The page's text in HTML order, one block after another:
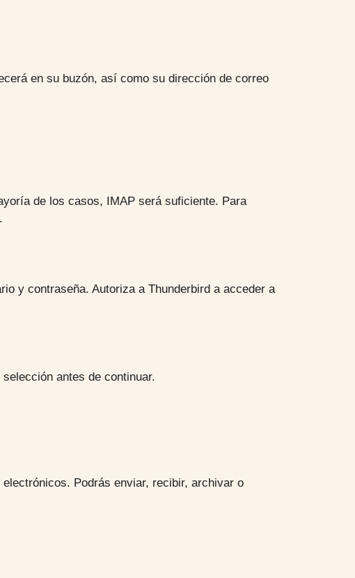
en su buzón, así como su dirección de correo
de los casos, IMAP será suficiente. Para
y contraseña. Autoriza a Thunderbird a acceder a
antes de continuar.
Podrás enviar, recibir, archivar o